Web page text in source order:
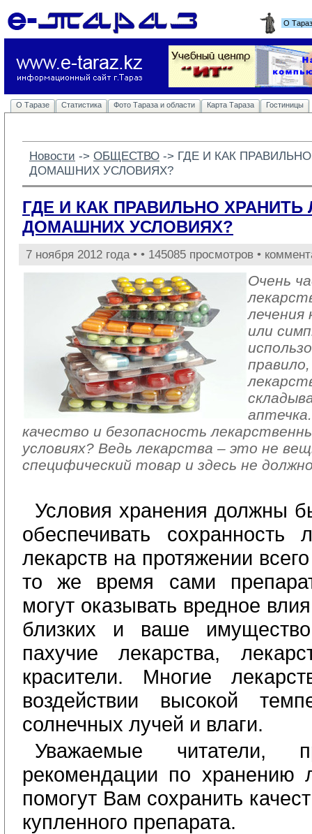
О
О Таразе Статистика Фото Тараза и области Карта Тараза Гостиницы
Новости -> ОБЩЕСТВО -> ГДЕ И КАК
ДОМАШНИХ УСЛОВИЯХ?
ГДЕ И КАК ПРАВИЛЬНО ХРАНИТЬ
ДОМАШНИХ УСЛОВИЯХ?
7 ноября 2012 года • • 145085 просмотров •
Очень
лечения
или
качество и безопасность
условиях? Ведь лекарства – это не
специфический товар и здесь не
Условия хранения должны
обеспечивать сохранность
лекарств на протяжении
то же время сами
могут оказывать вредное
близких и ваше
пахучие лекарства,
красители. Многие
воздействии высокой
солнечных лучей и влаги.
Уважаемые читатели,
рекомендации по хранению
помогут Вам сохранить
купленного препарата.